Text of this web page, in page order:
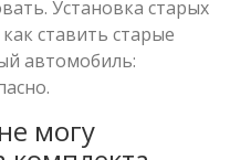
Установка старых
ставить старые
автомобиль:
могу